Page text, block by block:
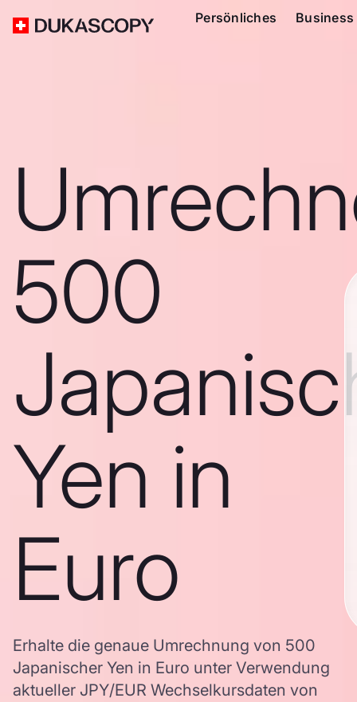
Persönliches Business
500
Yen in
Euro
Erhalte die genaue Umrechnung von 500
Japanischer Yen in Euro unter Verwendung
aktueller JPY/EUR Wechselkursdaten von